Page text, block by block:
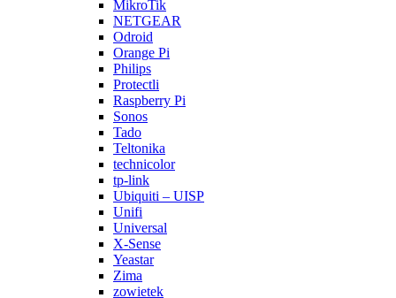
MikroTik
NETGEAR
Odroid
Orange Pi
Philips
Protectli
Raspberry Pi
Sonos
Tado
Teltonika
technicolor
tp-link
Ubiquiti – UISP
Unifi
Universal
X-Sense
Yeastar
Zima
zowietek